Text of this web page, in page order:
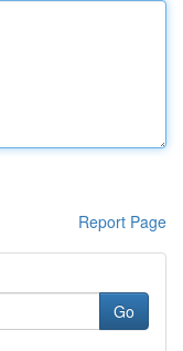
Report Page
Go